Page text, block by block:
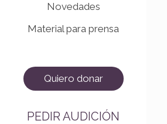
Novedades
Material para prensa
Quiero donar
PEDIR AUDICIÓN